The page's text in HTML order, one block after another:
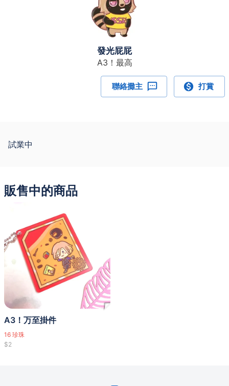
發光屁屁
A3！最高
聯絡攤主 打賞
試業中
販售中的商品
A3！万至掛件
16 珍珠
$2